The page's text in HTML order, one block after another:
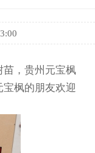
苗，贵州元宝枫
枫的朋友欢迎